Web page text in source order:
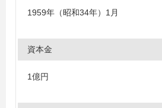
1959年（昭和34年）1月
資本金
1億円